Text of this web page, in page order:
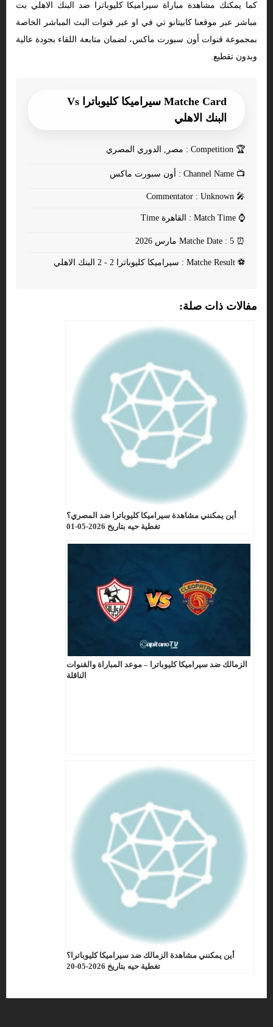
كما يمكنك مشاهدة مباراة سيراميكا كليوباترا ضد البنك الاهلي بث
مباشر عبر موقعنا كابيتانو تي في او عبر قنوات البث المباشر الخاصة
بمجموعة قنوات أون سبورت ماكس، لضمان متابعة اللقاء بجودة عالية
وبدون تقطيع.
Matche Card سيراميكا كليوباترا Vs
البنك الاهلي
🏆
📺
🎤
⌚
⏰
⚽
مفالات ذات صلة:
أين يمكنني مشاهدة سيراميكا كليوباترا ضد المصري؟
تغطية حيه بتاريخ 2026-05-01
الزمالك ضد سيراميكا كليوباترا – موعد المباراة والقنوات
الناقلة
أين يمكنني مشاهدة الزمالك ضد سيراميكا كليوباترا؟
تغطية حيه بتاريخ 2026-05-20